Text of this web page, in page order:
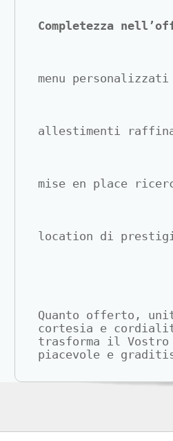
Completezza
menu personalizzati
allestimenti
mise en place
location di
Quanto offerto,
cortesia e
trasforma il
piacevole e